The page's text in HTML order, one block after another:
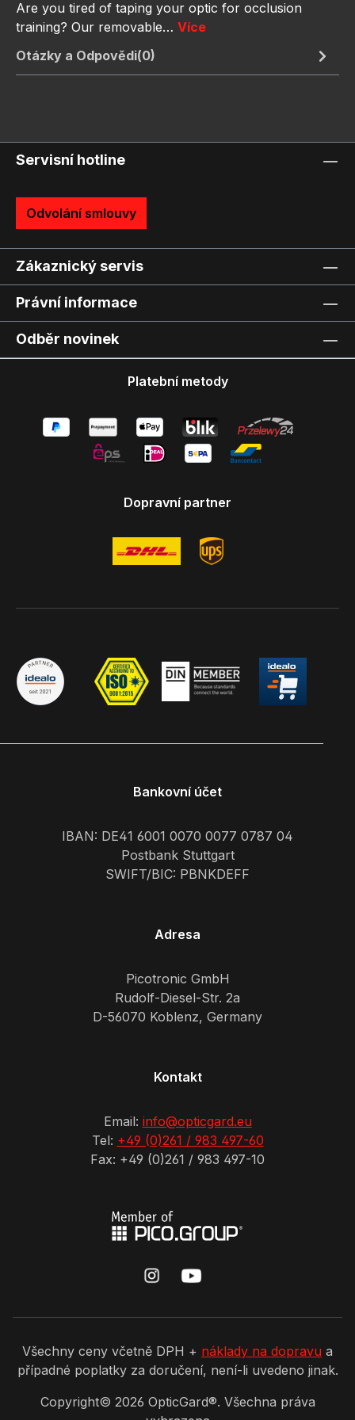
Are you tired of taping your optic for occlusion
training? Our removable… Více
Otázky a Odpovědi(0)
Servisní hotline
Odvolání smlouvy
Zákaznický servis
Právní informace
Odběr novinek
Platební metody
Dopravní partner
Bankovní účet
IBAN: DE41 6001 0070 0077 0787 04
Postbank Stuttgart
SWIFT/BIC: PBNKDEFF
Adresa
Picotronic GmbH
Rudolf-Diesel-Str. 2a
D-56070 Koblenz, Germany
Kontakt
Email: info@opticgard.eu
Tel: +49 (0)261 / 983 497-60
Fax: +49 (0)261 / 983 497-10
Všechny ceny včetně DPH + náklady na dopravu a
případné poplatky za doručení, není-li uvedeno jinak.
Copyright© 2026 OpticGard®. Všechna práva